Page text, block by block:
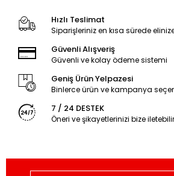
Hızlı Teslimat
Siparişleriniz en kısa sürede
Güvenli Alışveriş
Güvenli ve kolay ödeme sistemi
Geniş Ürün Yelpazesi
Binlerce ürün ve kampanya
7 / 24 DESTEK
Öneri ve şikayetlerinizi bize